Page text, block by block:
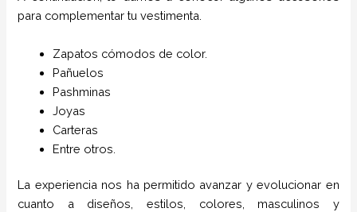
para complementar tu vestimenta.
Zapatos cómodos de color.
Pañuelos
Pashminas
Joyas
Carteras
Entre otros.
La experiencia nos ha permitido avanzar y evolucionar en
cuanto a diseños, estilos, colores, masculinos y